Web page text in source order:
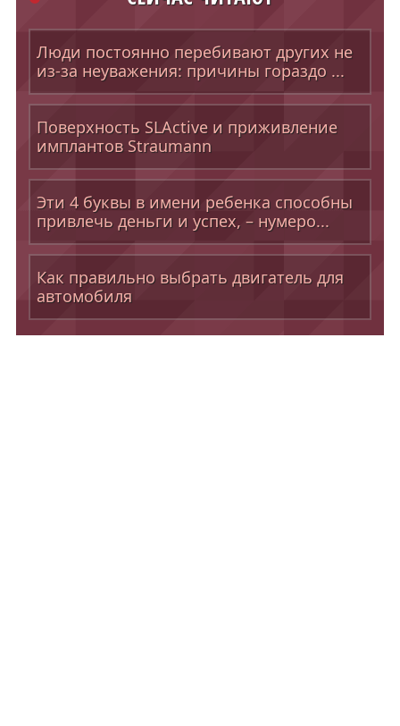
Люди постоянно перебивают других не
из-за неуважения: причины гораздо ...
Поверхность SLActive и приживление
имплантов Straumann
Эти 4 буквы в имени ребенка способны
привлечь деньги и успех, – нумеро...
Как правильно выбрать двигатель для
автомобиля